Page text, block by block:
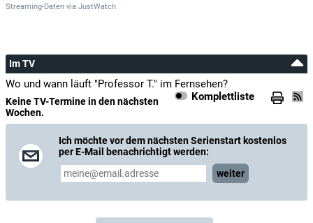
Streaming-Daten via JustWatch.
Im TV
Wo und wann läuft "Professor T." im Fernsehen?
Komplettliste
Keine TV-Termine in den nächsten
Wochen.
Ich möchte vor dem nächsten Serienstart kostenlos
per E-Mail benachrichtigt werden:
weiter